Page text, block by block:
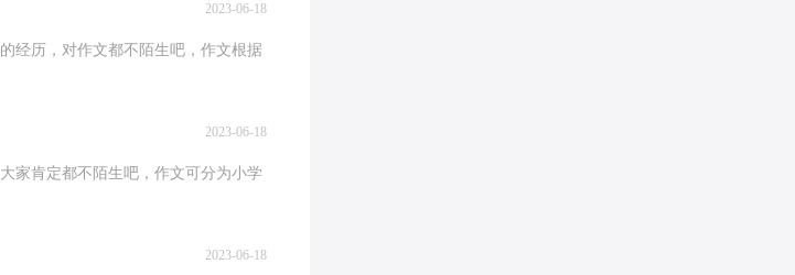
2023-06-18
历，对作文都不陌生吧，作文根据
2023-06-18
肯定都不陌生吧，作文可分为小学
2023-06-18